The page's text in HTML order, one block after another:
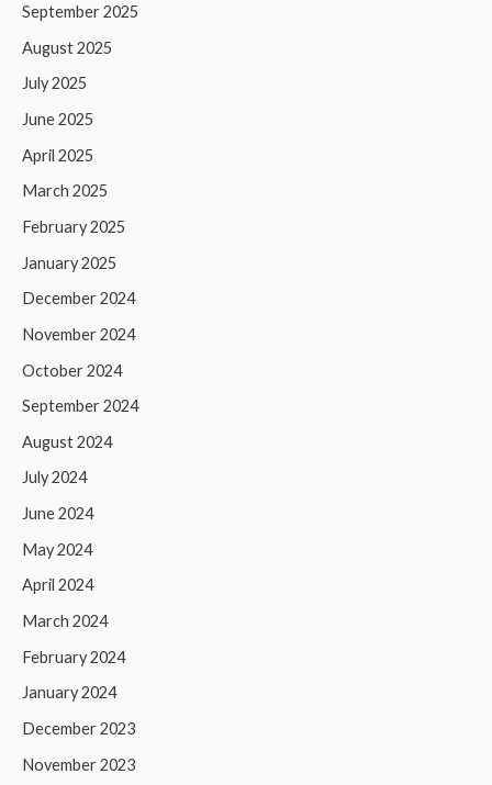
September 2025
August 2025
July 2025
June 2025
April 2025
March 2025
February 2025
January 2025
December 2024
November 2024
October 2024
September 2024
August 2024
July 2024
June 2024
May 2024
April 2024
March 2024
February 2024
January 2024
December 2023
November 2023